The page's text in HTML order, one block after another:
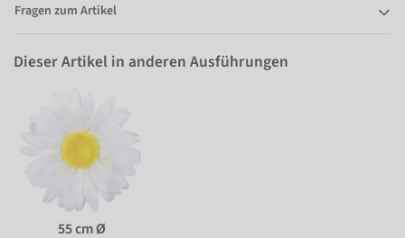
Fragen zum Artikel
Dieser Artikel in anderen Ausführungen
55 cm Ø